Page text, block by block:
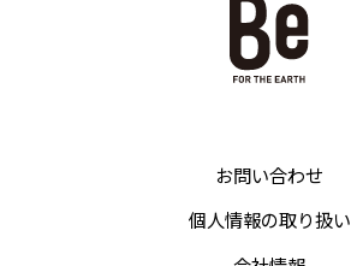
お問い合わせ
個人情報の取り扱い